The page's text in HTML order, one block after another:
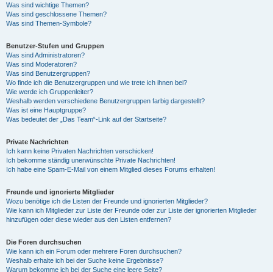
Was sind wichtige Themen?
Was sind geschlossene Themen?
Was sind Themen-Symbole?
Benutzer-Stufen und Gruppen
Was sind Administratoren?
Was sind Moderatoren?
Was sind Benutzergruppen?
Wo finde ich die Benutzergruppen und wie trete ich ihnen bei?
Wie werde ich Gruppenleiter?
Weshalb werden verschiedene Benutzergruppen farbig dargestellt?
Was ist eine Hauptgruppe?
Was bedeutet der „Das Team“-Link auf der Startseite?
Private Nachrichten
Ich kann keine Privaten Nachrichten verschicken!
Ich bekomme ständig unerwünschte Private Nachrichten!
Ich habe eine Spam-E-Mail von einem Mitglied dieses Forums erhalten!
Freunde und ignorierte Mitglieder
Wozu benötige ich die Listen der Freunde und ignorierten Mitglieder?
Wie kann ich Mitglieder zur Liste der Freunde oder zur Liste der ignorierten Mitglieder
hinzufügen oder diese wieder aus den Listen entfernen?
Die Foren durchsuchen
Wie kann ich ein Forum oder mehrere Foren durchsuchen?
Weshalb erhalte ich bei der Suche keine Ergebnisse?
Warum bekomme ich bei der Suche eine leere Seite?